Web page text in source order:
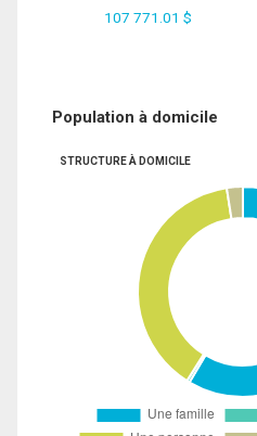
107 771.01 $
Population à domicile
STRUCTURE À DOMICILE